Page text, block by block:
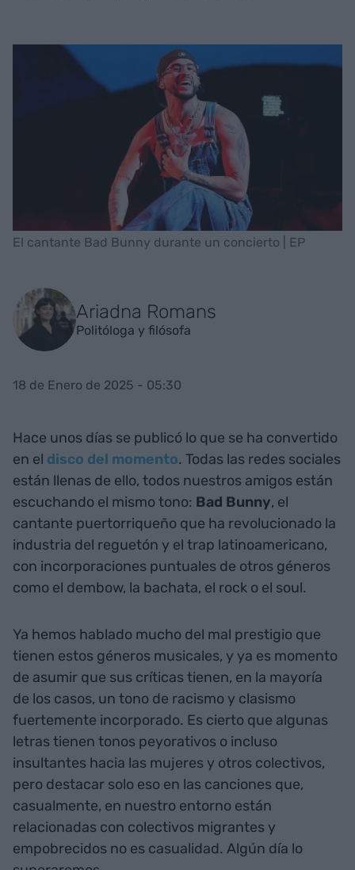
El cantante Bad Bunny durante un concierto | EP
Ariadna Romans
Politóloga y filósofa
18 de Enero de 2025 - 05:30
Hace unos días se publicó lo que se ha convertido
en el disco del momento. Todas las redes sociales
están llenas de ello, todos nuestros amigos están
escuchando el mismo tono: Bad Bunny, el
cantante puertorriqueño que ha revolucionado la
industria del reguetón y el trap latinoamericano,
con incorporaciones puntuales de otros géneros
como el dembow, la bachata, el rock o el soul.
Ya hemos hablado mucho del mal prestigio que
tienen estos géneros musicales, y ya es momento
de asumir que sus críticas tienen, en la mayoría
de los casos, un tono de racismo y clasismo
fuertemente incorporado. Es cierto que algunas
letras tienen tonos peyorativos o incluso
insultantes hacia las mujeres y otros colectivos,
pero destacar solo eso en las canciones que,
casualmente, en nuestro entorno están
relacionadas con colectivos migrantes y
empobrecidos no es casualidad. Algún día lo